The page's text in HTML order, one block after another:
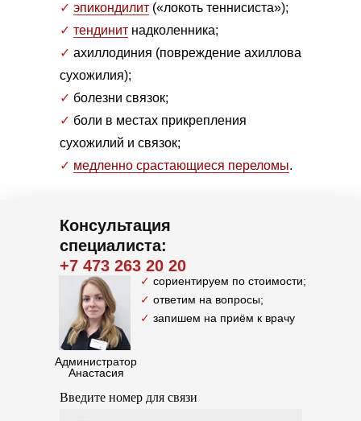
Введите номер для связи
Администратор
Анастасия
Консультация
специалиста:
+7 473 263 20 20
✓ сориентируем по стоимости;
✓ ответим на вопросы;
✓ запишем на приём к врачу
✓ эпикондилит («локоть теннисиста»);
✓ тендинит надколенника;
✓ ахиллодиния (повреждение ахиллова
сухожилия);
✓ болезни связок;
✓ боли в местах прикрепления
сухожилий и связок;
✓ медленно срастающиеся переломы.